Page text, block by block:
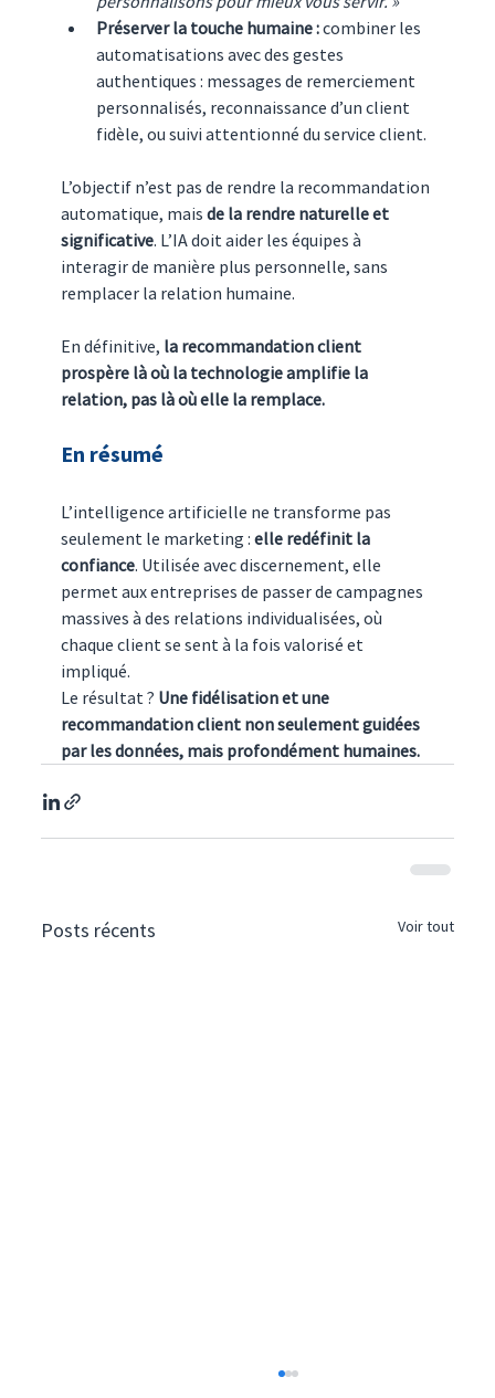
Préserver la touche humaine : combiner les
automatisations avec des gestes
authentiques : messages de remerciement
personnalisés, reconnaissance d’un client
fidèle, ou suivi attentionné du service client.
L’objectif n’est pas de rendre la recommandation
automatique, mais de la rendre naturelle et
significative. L’IA doit aider les équipes à
interagir de manière plus personnelle, sans
remplacer la relation humaine.
En définitive, la recommandation client
prospère là où la technologie amplifie la
relation, pas là où elle la remplace.
En résumé
L’intelligence artificielle ne transforme pas
seulement le marketing : elle redéfinit la
confiance. Utilisée avec discernement, elle
permet aux entreprises de passer de campagnes
massives à des relations individualisées, où
chaque client se sent à la fois valorisé et
impliqué.
Le résultat ? Une fidélisation et une
recommandation client non seulement guidées
par les données, mais profondément humaines.
Posts récents Voir tout